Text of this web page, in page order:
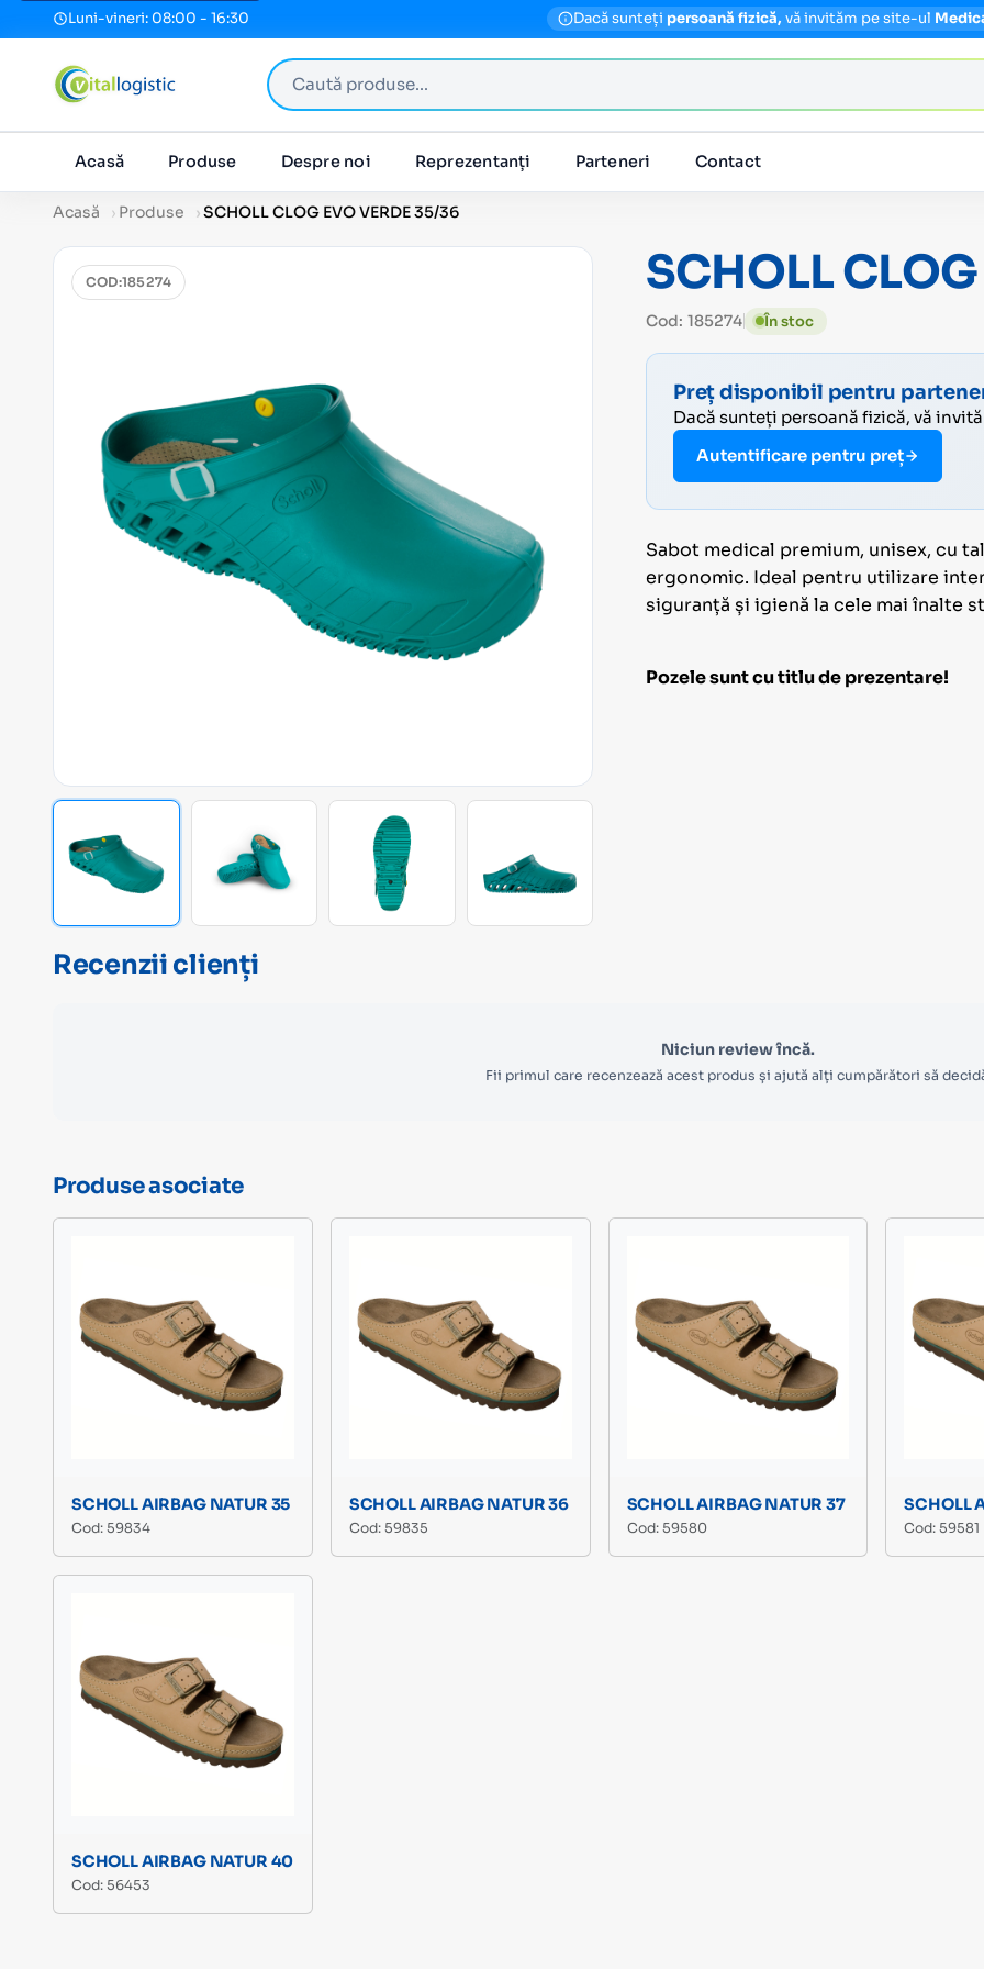
Luni-vineri: 08:00 - 16:30 Dacă sunteți persoană fizică, vă invităm pe site-ul
Caută produse
Acasă Produse Despre noi Reprezentanți Parteneri Contact
Acasă Produse SCHOLL CLOG EVO VERDE 35/36
COD:185274 SCHOLL
Cod: 185274 În stoc
Preț disponibil pentru
Dacă sunteți persoană fizică, vă
Autentificare pentru preț
Sabot medical premium, unisex, cu
ergonomic. Ideal pentru utilizare
siguranță și igienă la cele mai înalte
Pozele sunt cu titlu de prezentare!
Recenzii clienți
Niciun review încă.
Fii primul care recenzează acest produs și ajută alți cumpărători să
Produse asociate
SCHOLL AIRBAG NATUR 35
Cod: 59834
SCHOLL AIRBAG NATUR 36
Cod: 59835
SCHOLL AIRBAG NATUR 37
Cod: 59580
SCHOLL
Cod: 59581
SCHOLL AIRBAG NATUR 40
Cod: 56453